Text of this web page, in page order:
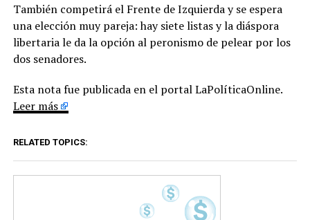
También competirá el Frente de Izquierda y se espera
una elección muy pareja: hay siete listas y la diáspora
libertaria le da la opción al peronismo de pelear por los
dos senadores.
Esta nota fue publicada en el portal LaPolíticaOnline.
Leer más
RELATED TOPICS: